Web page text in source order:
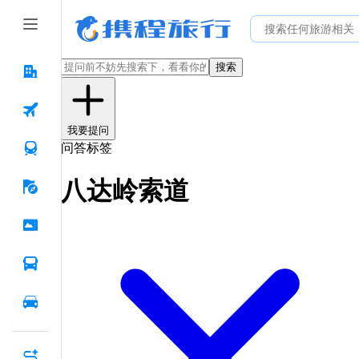
搜索
我要提问
问答标签
八达岭索道